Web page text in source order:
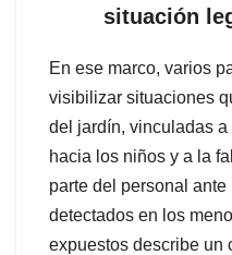
situación
En ese marco, varios
visibilizar situaciones
del jardín, vinculadas
hacia los niños y a la
parte del personal
detectados en los
expuestos describe un